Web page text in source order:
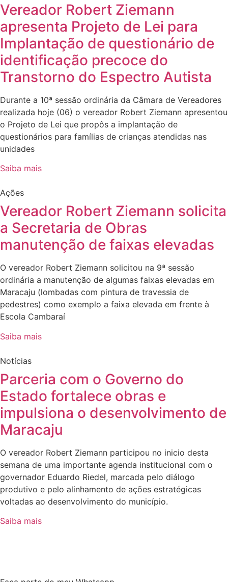
Vereador Robert Ziemann
apresenta Projeto de Lei para
Implantação de questionário de
identificação precoce do
Transtorno do Espectro Autista
Durante a 10ª sessão ordinária da Câmara de Vereadores
realizada hoje (06) o vereador Robert Ziemann apresentou
o Projeto de Lei que propôs a implantação de
questionários para famílias de crianças atendidas nas
unidades
Saiba mais
Ações
Vereador Robert Ziemann solicita
a Secretaria de Obras
manutenção de faixas elevadas
O vereador Robert Ziemann solicitou na 9ª sessão
ordinária a manutenção de algumas faixas elevadas em
Maracaju (lombadas com pintura de travessia de
pedestres) como exemplo a faixa elevada em frente à
Escola Cambaraí
Saiba mais
Notícias
Parceria com o Governo do
Estado fortalece obras e
impulsiona o desenvolvimento de
Maracaju
O vereador Robert Ziemann participou no inicio desta
semana de uma importante agenda institucional com o
governador Eduardo Riedel, marcada pelo diálogo
produtivo e pelo alinhamento de ações estratégicas
voltadas ao desenvolvimento do município.
Saiba mais